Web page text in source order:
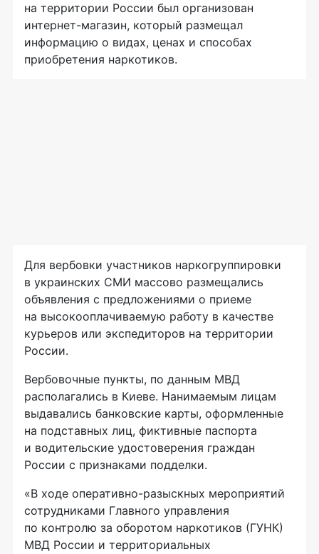
на территории России был организован
интернет-магазин, который размещал
информацию о видах, ценах и способах
приобретения наркотиков.
Для вербовки участников наркогруппировки
в украинских СМИ массово размещались
объявления с предложениями о приеме
на высокооплачиваемую работу в качестве
курьеров или экспедиторов на территории
России.
Вербовочные пункты, по данным МВД
располагались в Киеве. Нанимаемым лицам
выдавались банковские карты, оформленные
на подставных лиц, фиктивные паспорта
и водительские удостоверения граждан
России с признаками подделки.
«В ходе оперативно-разыскных мероприятий
сотрудниками Главного управления
по контролю за оборотом наркотиков (ГУНК)
МВД России и территориальных